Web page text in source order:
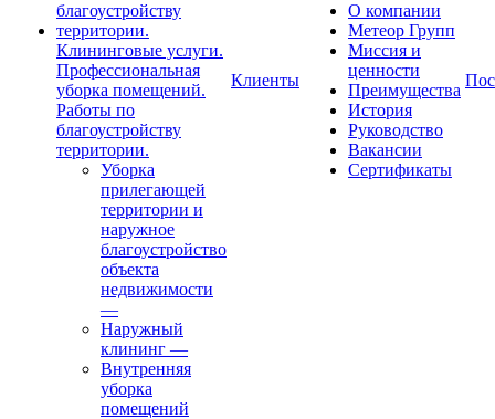
Клининговые услуги.
Профессиональная
уборка помещений.
Работы по
благоустройству
территории.
Уборка
прилегающей
территории и
наружное
благоустройство
объекта
недвижимости
—
Наружный
клининг —
Внутренняя
уборка
помещений
Клиенты
О компании
Метеор Групп
Миссия и
ценности
Преимущества
История
Руководство
Вакансии
Сертификаты